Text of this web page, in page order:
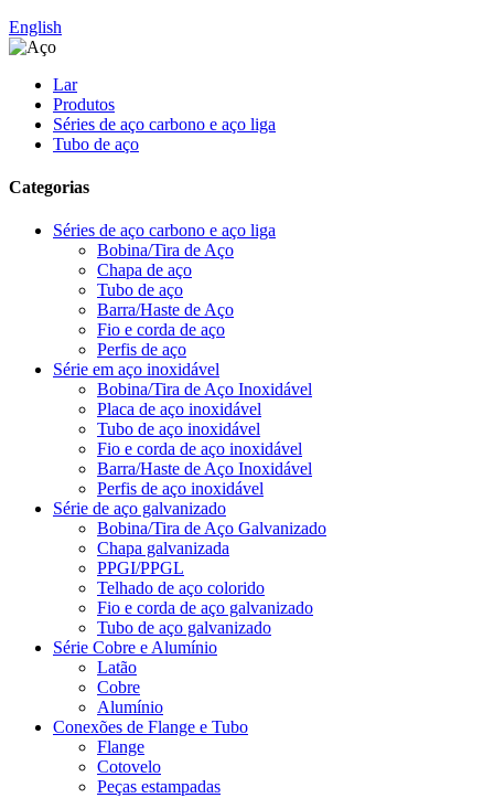
English
Lar
Produtos
Séries de aço carbono e aço liga
Tubo de aço
Categorias
Séries de aço carbono e aço liga
Bobina/Tira de Aço
Chapa de aço
Tubo de aço
Barra/Haste de Aço
Fio e corda de aço
Perfis de aço
Série em aço inoxidável
Bobina/Tira de Aço Inoxidável
Placa de aço inoxidável
Tubo de aço inoxidável
Fio e corda de aço inoxidável
Barra/Haste de Aço Inoxidável
Perfis de aço inoxidável
Série de aço galvanizado
Bobina/Tira de Aço Galvanizado
Chapa galvanizada
PPGI/PPGL
Telhado de aço colorido
Fio e corda de aço galvanizado
Tubo de aço galvanizado
Série Cobre e Alumínio
Latão
Cobre
Alumínio
Conexões de Flange e Tubo
Flange
Cotovelo
Peças estampadas